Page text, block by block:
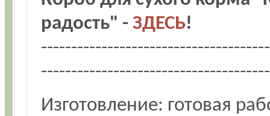
радость" - ЗДЕСЬ!
Изготовление: готовая